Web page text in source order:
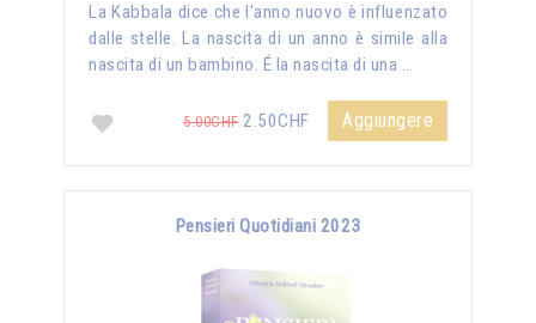
La Kabbala dice che l'anno nuovo è influenzato
dalle stelle. La nascita di un anno è simile alla
nascita di un bambino. É la nascita di una …
5.00CHF2.50CHF Aggiungere
Pensieri Quotidiani 2023